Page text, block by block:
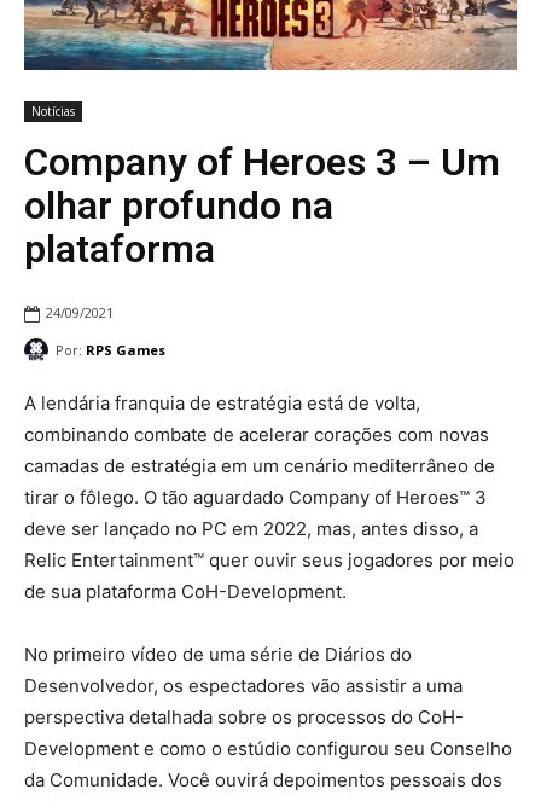
Notícias
Company of Heroes 3 – Um
olhar profundo na
plataforma
24/09/2021
Por: RPS Games
A lendária franquia de estratégia está de volta,
combinando combate de acelerar corações com novas
camadas de estratégia em um cenário mediterrâneo de
tirar o fôlego. O tão aguardado Company of Heroes™ 3
deve ser lançado no PC em 2022, mas, antes disso, a
Relic Entertainment™ quer ouvir seus jogadores por meio
de sua plataforma CoH-Development.
No primeiro vídeo de uma série de Diários do
Desenvolvedor, os espectadores vão assistir a uma
perspectiva detalhada sobre os processos do CoH-
Development e como o estúdio configurou seu Conselho
da Comunidade. Você ouvirá depoimentos pessoais dos